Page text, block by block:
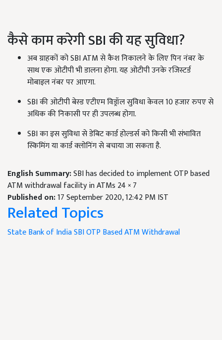
कैसे काम करेगी SBI की यह सुविधा?
अब ग्राहकों को SBI ATM से कैश निकालने के लिए पिन नंबर के
साथ एक ओटीपी भी डालना होगा. यह ओटीपी उनके रजिस्टर्ड
मोबाइल नंबर पर आएगा.
SBI की ओटीपी बेस्ड एटीएम विड्रॉल सुविधा केवल 10 हजार रुपए से
अधिक की निकासी पर ही उपलब्ध होगा.
SBI का इस सुविधा से डेबिट कार्ड होल्डर्स को किसी भी संभावित
स्किमिंग या कार्ड क्लोनिंग से बचाया जा सकता है.
English Summary:SBI has decided to implement OTP based
ATM withdrawal facility in ATMs 24 × 7
Published on:17 September 2020, 12:42 PM IST
Related Topics
State Bank of IndiaSBI OTP Based ATM Withdrawal